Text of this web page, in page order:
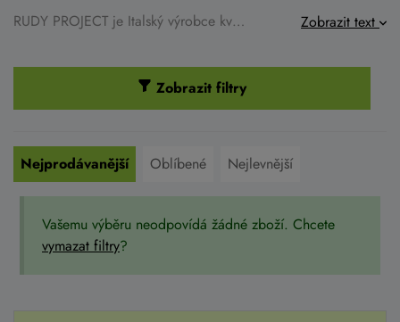
RUDY PROJECT je Italský výrobce kvalitních sportovních brýlí s použitím těch najkvalitnějších čoček a materiálů. Brýle v perfektním designu, výborně sedí na obličeji, jednoduchá montáž. Zobrazit text
Zobrazit filtry
Nejprodávanější Oblíbené Nejlevnější
Vašemu výběru neodpovídá žádné zboží. Chcete
vymazat filtry?